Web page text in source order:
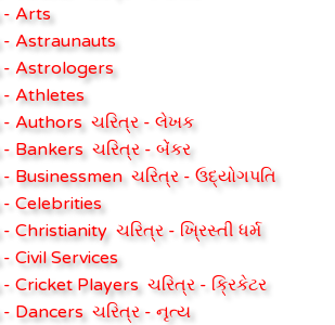
- Arts
Astraunauts
- Astrologers
- Athletes
- Authors ચરિત્ર - લેખક
Bankers ચરિત્ર - બેંકર
Businessmen ચરિત્ર - ઉદ્યોગપતિ
Celebrities
Christianity ચરિત્ર - ખ્રિસ્તી ધર્મ
Civil Services
Cricket Players ચરિત્ર - ક્રિકેટર
Dancers ચરિત્ર - નૃત્ય